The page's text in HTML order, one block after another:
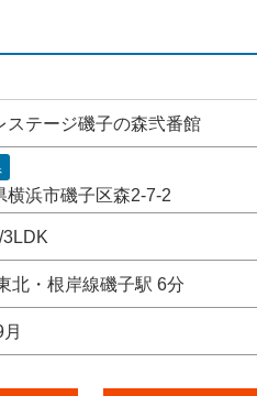
ステージ磯子の森弐番館
横浜市磯子区森2-7-2
北・根岸線磯子駅 6分